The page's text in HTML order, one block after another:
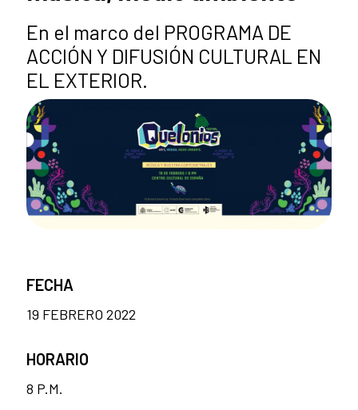
En el marco del PROGRAMA DE
ACCIÓN Y DIFUSIÓN CULTURAL EN
EL EXTERIOR.
FECHA
19 FEBRERO 2022
HORARIO
8 P.M.